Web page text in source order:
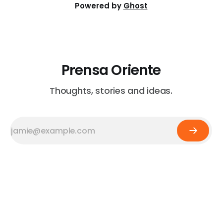
Powered by Ghost
Prensa Oriente
Thoughts, stories and ideas.